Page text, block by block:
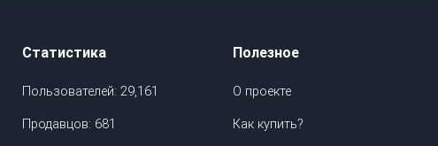
Статистика
Пользователей: 29,161
Продавцов: 681
Полезное
О проекте
Как купить?